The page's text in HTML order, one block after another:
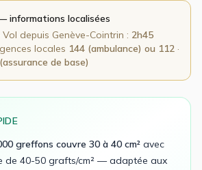
informations localisées
Vol depuis Genève-Cointrin : 2h45
locales 144 (ambulance) ou 112 ·
de base)
greffons couvre 30 à 40 cm² avec
de 40-50 grafts/cm² — adaptée aux